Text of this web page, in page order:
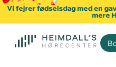
Vi fejrer fødselsdag med en
mere